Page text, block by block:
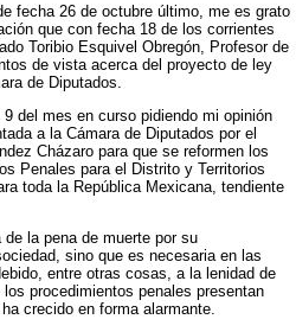
fecha 26 de octubre último, me es grato
que con fecha 18 de los corrientes
Toribio Esquivel Obregón, Profesor de
de vista acerca del proyecto de ley
de Diputados.
del mes en curso pidiendo mi opinión
a la Cámara de Diputados por el
Cházaro para que se reformen los
Penales para el Distrito y Territorios
toda la República Mexicana, tendiente
la pena de muerte por su
sino que es necesaria en las
entre otras cosas, a la lenidad de
procedimientos penales presentan
crecido en forma alarmante.